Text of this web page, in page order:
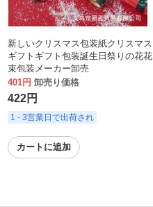
新しいクリスマス包装紙クリスマス
ギフトギフト包装誕生日祭りの花花
束包装メーカー卸売
401円 卸売り価格
422円
1 - 3営業日で出荷され
カートに追加